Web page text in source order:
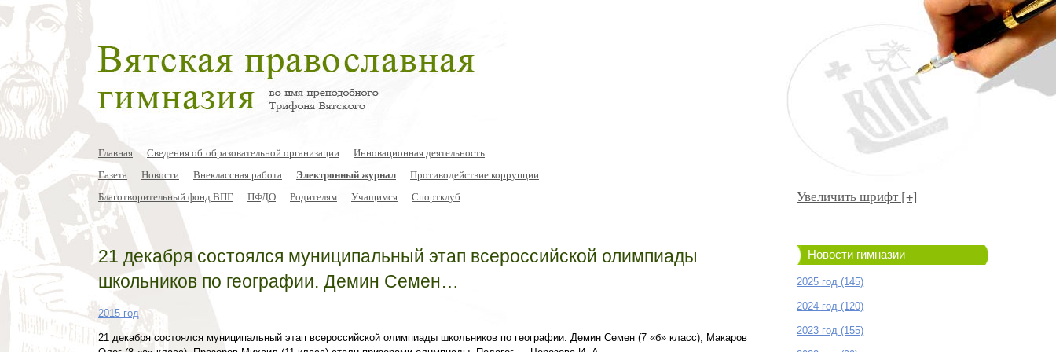
Главная Сведения об образовательной организации
Инновационная деятельность
Газета
Новости Внеклассная работа Электронный журнал
Противодействие коррупции
Благотворительный фонд ВПГ
ПФДО Родителям Учащимся Спортклуб Увеличить шрифт [+]
21 декабря состоялся муниципальный этап всероссийской олимпиады
школьников по географии. Демин Семен…
2015 год
21 декабря состоялся муниципальный этап всероссийской олимпиады школьников по географии. Демин Семен (7 «б» класс), Макаров
Новости гимназии
2025 год (145)
2024 год (120)
2023 год (155)